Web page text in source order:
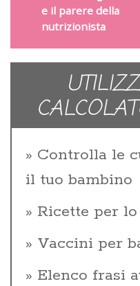
e il parere della
nutrizionista
Controlla le
il tuo bambino
Ricette per
Vaccini per
Elenco frasi